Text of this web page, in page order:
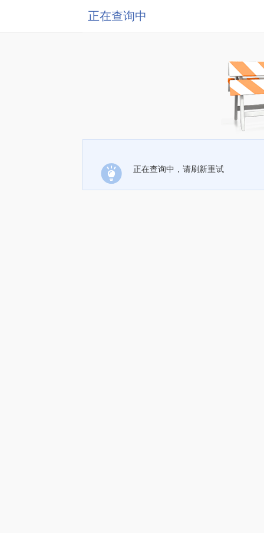
正在查询中
正在查询中，请刷新重试